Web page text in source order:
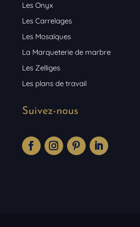
Les Onyx
Les Carrelages
Les Mosaïques
La Marqueterie de marbre
Les Zelliges
Les plans de travail
Suivez-nous